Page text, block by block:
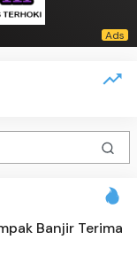
Banjir Terima